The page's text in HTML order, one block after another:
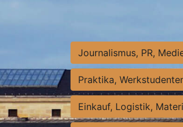
Journalismus, PR,
Praktika,
Einkauf, Logistik,